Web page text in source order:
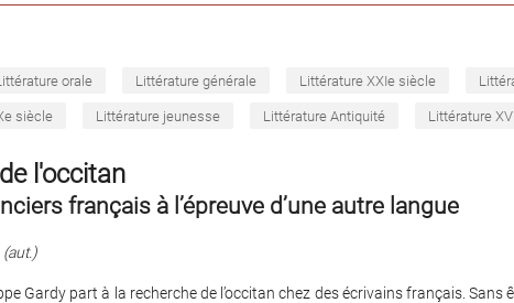
orale Littérature générale Littérature XXIe siècle
siècle Littérature jeunesse Littérature Antiquité Littérature
l'occitan
français à l’épreuve d’une autre langue
(aut.)
Gardy part à la recherche de l’occitan chez des écrivains français. Sans